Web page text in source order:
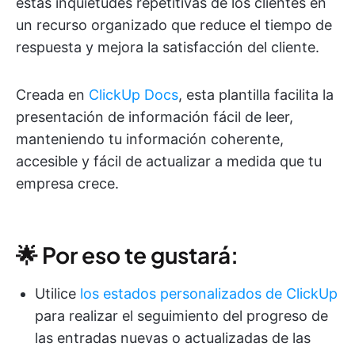
un recurso organizado que reduce el tiempo de
respuesta y mejora la satisfacción del cliente.
Creada en ClickUp Docs, esta plantilla facilita la
presentación de información fácil de leer,
manteniendo tu información coherente,
accesible y fácil de actualizar a medida que tu
empresa crece.
🌟 Por eso te gustará:
Utilice los estados personalizados de ClickUp
para realizar el seguimiento del progreso de
las entradas nuevas o actualizadas de las